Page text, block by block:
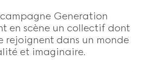
Generation
en scène un collectif dont
rejoignent dans un monde
et imaginaire.